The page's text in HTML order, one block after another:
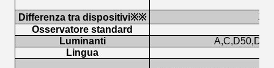
Differenza tra dispositivi※※
Osservatore standard
Luminanti
Lingua